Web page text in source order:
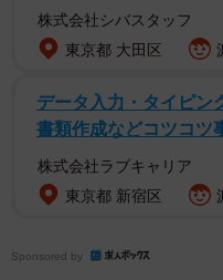
今回の件では米国が最も
ロ組織アルカイダなどと
ム教徒を長期に渡って尋
ことがあり、ひどい場合
に輸送して拷問を行って
いだけで、おそらく米軍
株式会社シバスタッフ
東京都 大田区
データ入力・タイピン
書類作成などコツコツ
株式会社ラブキャリア
東京都 新宿区
Sponsored by